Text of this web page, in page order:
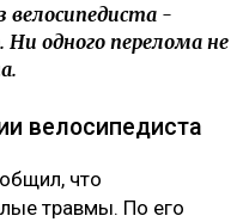
велосипедиста -
одного перелома не
велосипедиста
что
травмы. По его